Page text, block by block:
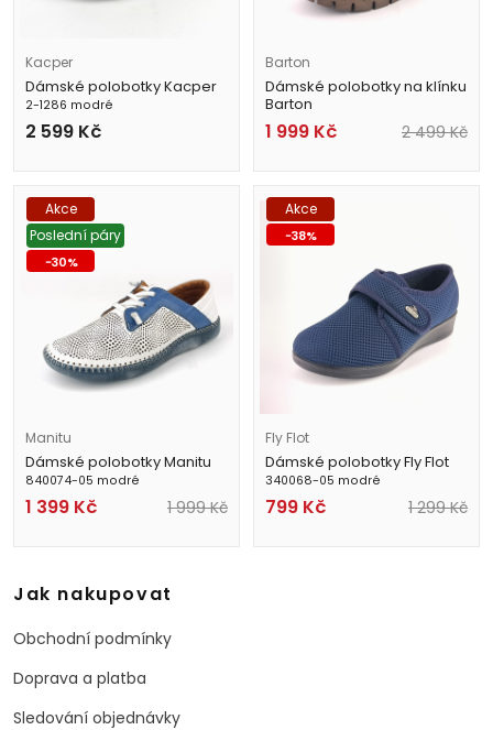
Kacper
Dámské polobotky Kacper
2-1286 modré
2 599 Kč
Barton
Dámské polobotky na klínku
Barton
2561 modré
1 999 Kč 2 499Kč
Akce
Poslední páry
-30%
Manitu
Dámské polobotky Manitu
840074-05 modré
1 399 Kč 1 999Kč
Akce
-38%
Fly Flot
Dámské polobotky Fly Flot
340068-05 modré
799 Kč 1 299Kč
Jak nakupovat
Obchodní podmínky
Doprava a platba
Sledování objednávky